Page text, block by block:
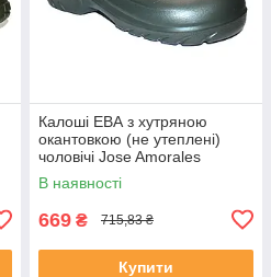
Калоші ЕВА з хутряною
окантовкою (не утеплені)
чоловічі Jose Amorales
119653 Хаки
В наявності
669 ₴ 715,83 ₴
Купити